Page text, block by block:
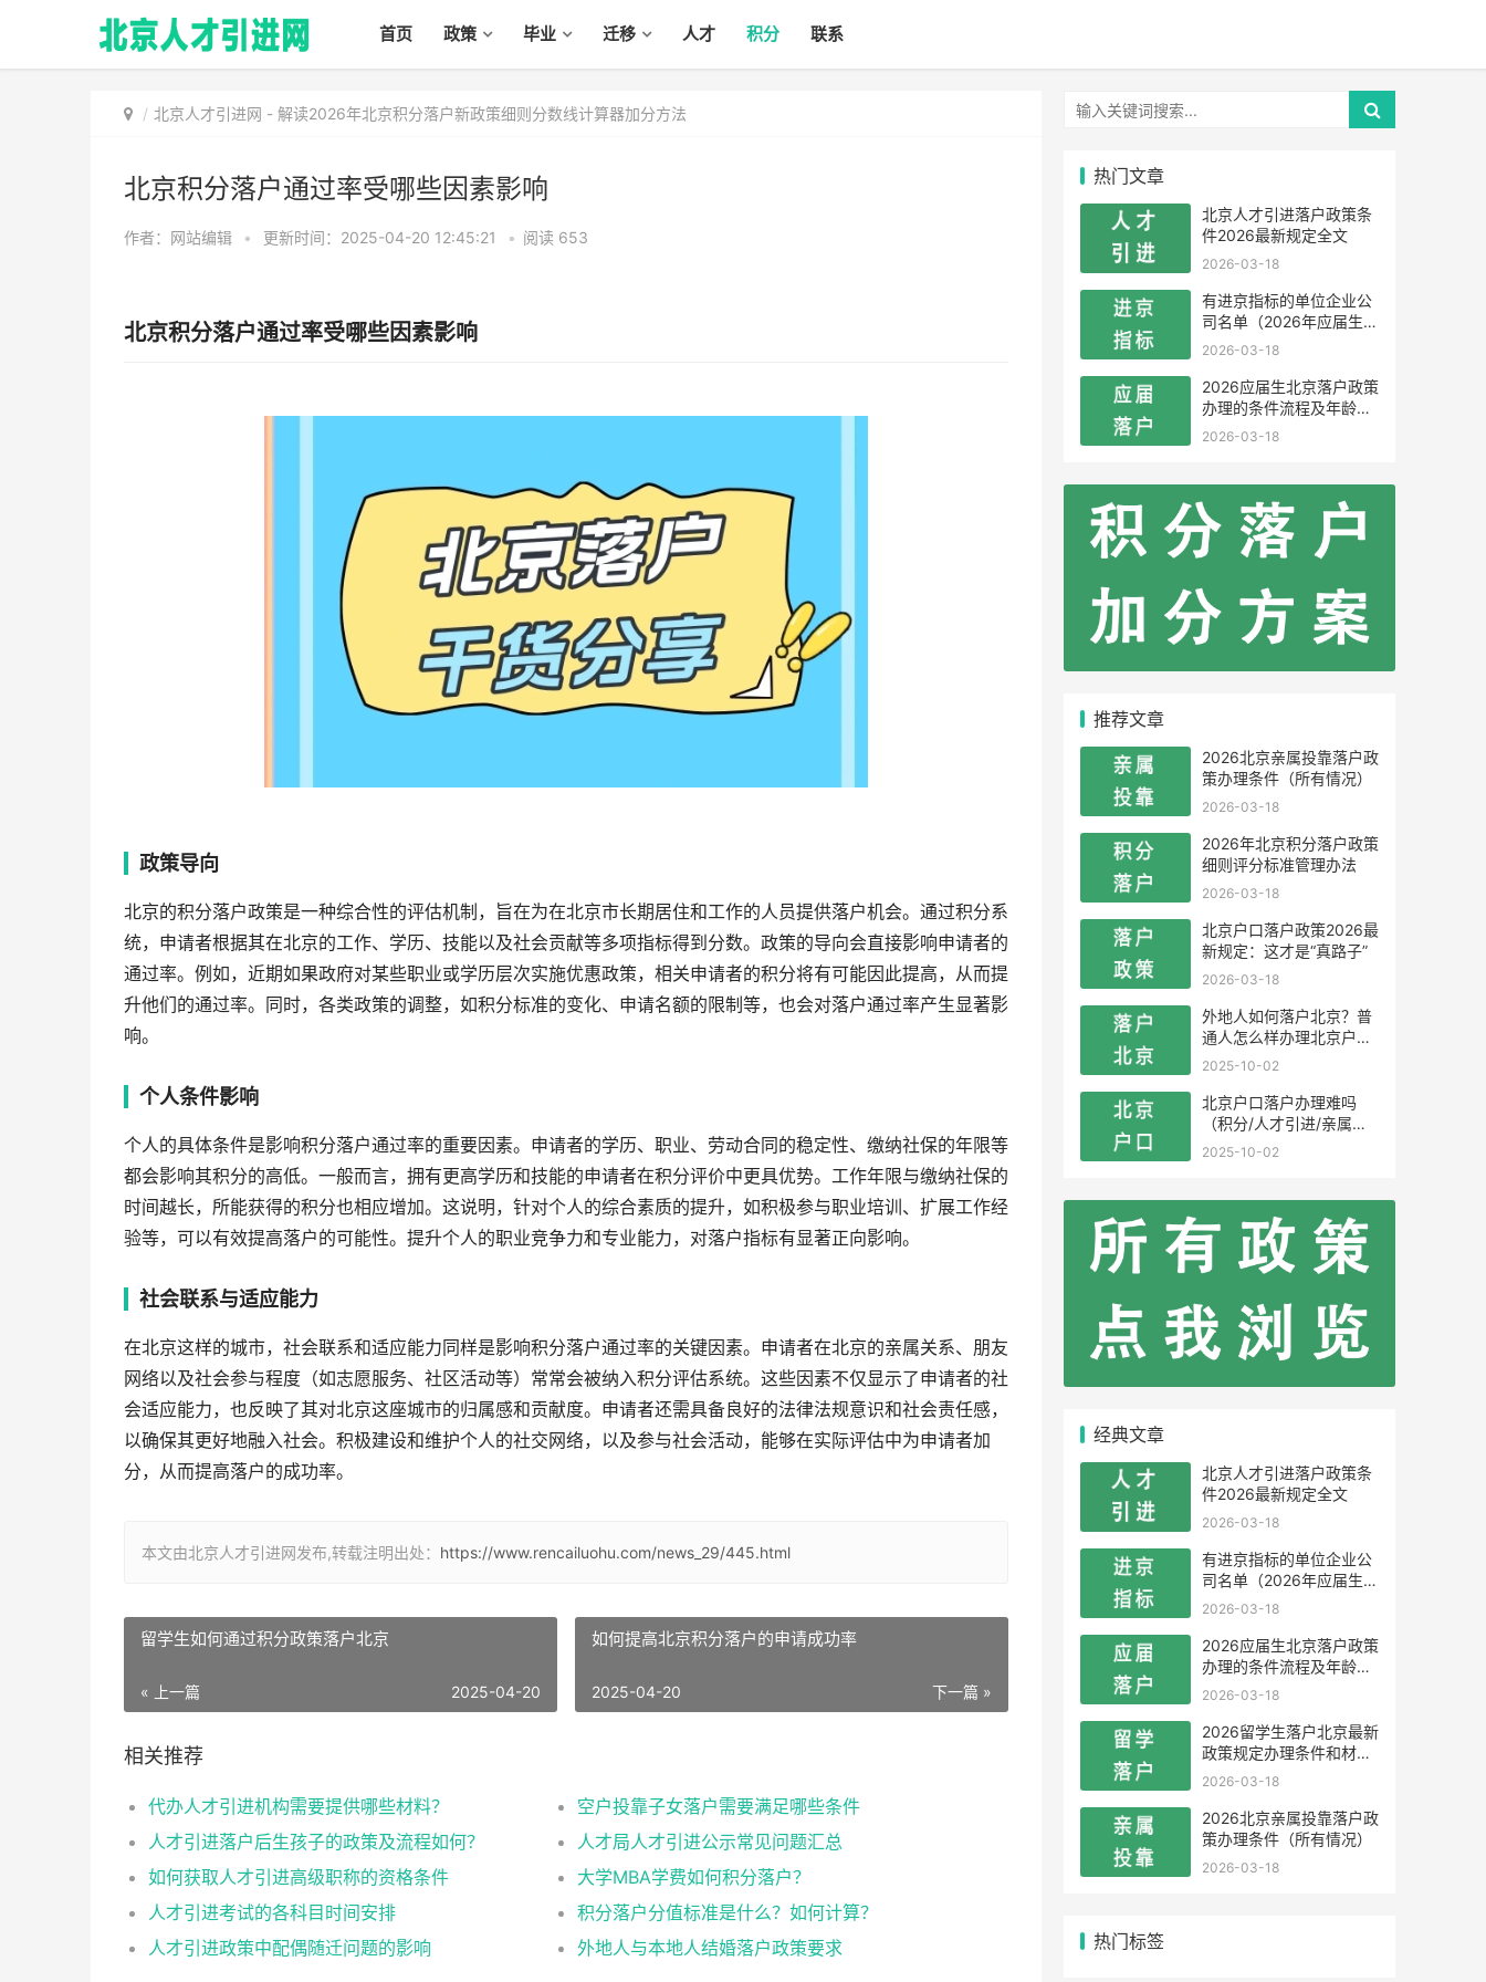
首页 政策 毕业 迁移 人才 积分 联系
北京人才引进网 - 解读2026年北京积分落户新政策细则分数线计算器加分方法
北京积分落户通过率受哪些因素影响
作者：网站编辑 • 更新时间：2025-04-20 12:45:21 • 阅读 653
北京积分落户通过率受哪些因素影响
政策导向
北京的积分落户政策是一种综合性的评估机制，旨在为在北京市长期居住和工作的人员提供落户机会。通过积分系
统，申请者根据其在北京的工作、学历、技能以及社会贡献等多项指标得到分数。政策的导向会直接影响申请者的
通过率。例如，近期如果政府对某些职业或学历层次实施优惠政策，相关申请者的积分将有可能因此提高，从而提
升他们的通过率。同时，各类政策的调整，如积分标准的变化、申请名额的限制等，也会对落户通过率产生显著影
响。
个人条件影响
个人的具体条件是影响积分落户通过率的重要因素。申请者的学历、职业、劳动合同的稳定性、缴纳社保的年限等
都会影响其积分的高低。一般而言，拥有更高学历和技能的申请者在积分评价中更具优势。工作年限与缴纳社保的
时间越长，所能获得的积分也相应增加。这说明，针对个人的综合素质的提升，如积极参与职业培训、扩展工作经
验等，可以有效提高落户的可能性。提升个人的职业竞争力和专业能力，对落户指标有显著正向影响。
社会联系与适应能力
在北京这样的城市，社会联系和适应能力同样是影响积分落户通过率的关键因素。申请者在北京的亲属关系、朋友
网络以及社会参与程度（如志愿服务、社区活动等）常常会被纳入积分评估系统。这些因素不仅显示了申请者的社
会适应能力，也反映了其对北京这座城市的归属感和贡献度。申请者还需具备良好的法律法规意识和社会责任感，
以确保其更好地融入社会。积极建设和维护个人的社交网络，以及参与社会活动，能够在实际评估中为申请者加
分，从而提高落户的成功率。
本文由北京人才引进网发布,转载注明出处： https://www.rencailuohu.com/news_29/445.html
留学生如何通过积分政策落户北京
« 上一篇 2025-04-20
如何提高北京积分落户的申请成功率
下一篇 »
2025-04-20
相关推荐
代办人才引进机构需要提供哪些材料？
空户投靠子女落户需要满足哪些条件
人才引进落户后生孩子的政策及流程如何？
人才局人才引进公示常见问题汇总
如何获取人才引进高级职称的资格条件
大学MBA学费如何积分落户？
人才引进考试的各科目时间安排
积分落户分值标准是什么？如何计算？
人才引进政策中配偶随迁问题的影响
外地人与本地人结婚落户政策要求
热门文章
北京人才引进落户政策条
件2026最新规定全文
2026-03-18
有进京指标的单位企业公
司名单（2026年应届生留
学生）
2026-03-18
2026应届生北京落户政策
办理的条件流程及年龄限
制
2026-03-18
推荐文章
2026北京亲属投靠落户政
策办理条件（所有情况）
2026-03-18
2026年北京积分落户政策
细则评分标准管理办法
2026-03-18
北京户口落户政策2026最
新规定：这才是“真路子”
2026-03-18
外地人如何落户北京？普
通人怎么样办理北京户
口？
2025-10-02
北京户口落户办理难吗
（积分/人才引进/亲属投
靠）
2025-10-02
经典文章
北京人才引进落户政策条
件2026最新规定全文
2026-03-18
有进京指标的单位企业公
司名单（2026年应届生留
学生）
2026-03-18
2026应届生北京落户政策
办理的条件流程及年龄限
制
2026-03-18
2026留学生落户北京最新
政策规定办理条件和材料
及流程
2026-03-18
2026北京亲属投靠落户政
策办理条件（所有情况）
2026-03-18
热门标签